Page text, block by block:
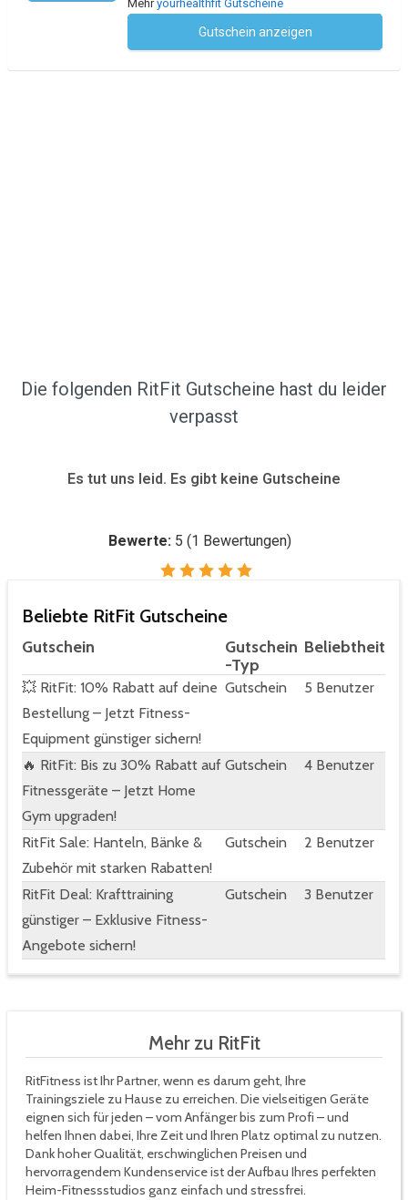
Mehryourhealthfit Gutscheine
Gutschein anzeigen
Die folgenden RitFit Gutscheine hast du leider
verpasst
Es tut uns leid. Es gibt keine Gutscheine
Bewerte: 5 (1 Bewertungen)
Beliebte RitFit Gutscheine
Gutschein
Gutschein
-Typ
Beliebtheit
💥 RitFit: 10% Rabatt auf deine
Bestellung – Jetzt Fitness-
Equipment günstiger sichern!
Gutschein 5 Benutzer
🔥 RitFit: Bis zu 30% Rabatt auf
Fitnessgeräte – Jetzt Home
Gym upgraden!
Gutschein 4 Benutzer
RitFit Sale: Hanteln, Bänke &
Zubehör mit starken Rabatten!
Gutschein 2 Benutzer
RitFit Deal: Krafttraining
günstiger – Exklusive Fitness-
Angebote sichern!
Gutschein 3 Benutzer
Mehr zu RitFit
RitFitness ist Ihr Partner, wenn es darum geht, Ihre
Trainingsziele zu Hause zu erreichen. Die vielseitigen Geräte
eignen sich für jeden – vom Anfänger bis zum Profi – und
helfen Ihnen dabei, Ihre Zeit und Ihren Platz optimal zu nutzen.
Dank hoher Qualität, erschwinglichen Preisen und
hervorragendem Kundenservice ist der Aufbau Ihres perfekten
Heim-Fitnessstudios ganz einfach und stressfrei.